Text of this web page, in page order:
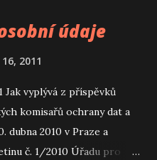
why SparkTECH is
www.eluvia.com
#codemustflow
údaje
2011
Jak vyplývá z příspěvků
komisařů ochrany dat a
dubna 2010 v Praze a
č. 1/2010 Úřadu pro